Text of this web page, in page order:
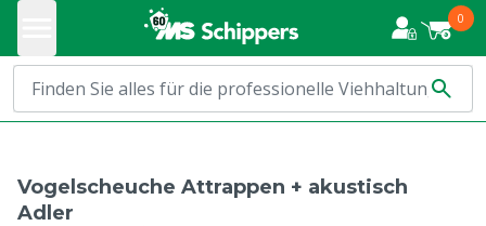
0
Vogelscheuche Attrappen + akustisch
Adler